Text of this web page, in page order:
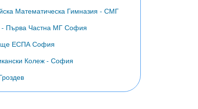
Математическа Гимназия - СМГ
Първа Частна МГ София
ЕСПА София
Колеж - София